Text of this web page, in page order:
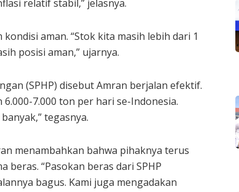
relatif stabil,” jelasnya.
aman. “Stok kita masih lebih dari 1
posisi aman,” ujarnya.
(SPHP) disebut Amran berjalan efektif.
7.000 ton per hari se-Indonesia.
tegasnya.
menambahkan bahwa pihaknya terus
“Pasokan beras dari SPHP
bagus. Kami juga mengadakan